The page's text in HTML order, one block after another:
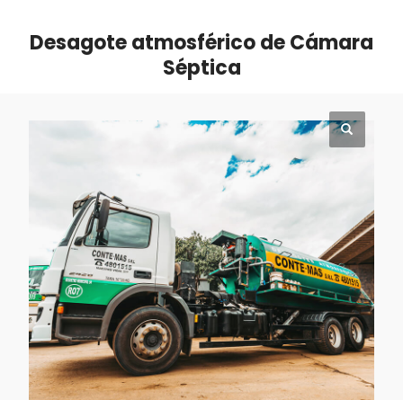
Desagote atmosférico de Cámara
Séptica